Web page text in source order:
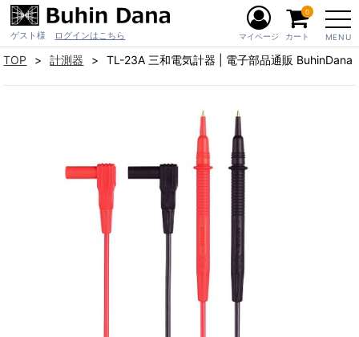
ゲスト様 ログインはこちら MENU
マイページ カート
0
TOP 計測器 TL-23A 三和電気計器 | 電子部品通販 BuhinDana